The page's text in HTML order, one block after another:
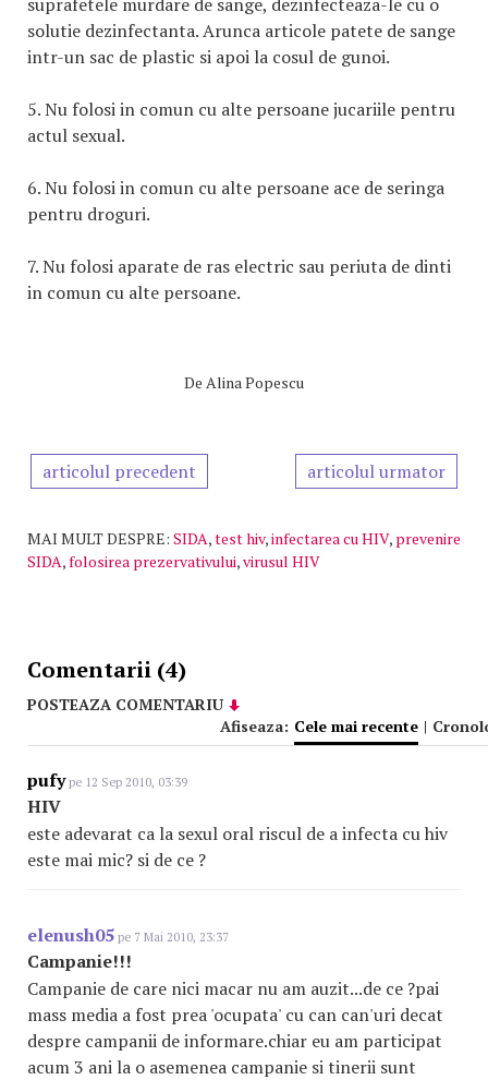
solutie dezinfectanta. Arunca articole patete de sange
intr-un sac de plastic si apoi la cosul de gunoi.
5. Nu folosi in comun cu alte persoane jucariile pentru
actul sexual.
6. Nu folosi in comun cu alte persoane ace de seringa
pentru droguri.
7. Nu folosi aparate de ras electric sau periuta de dinti
in comun cu alte persoane.
De Alina Popescu
articolul precedent articolul urmator
MAI MULT DESPRE: SIDA,test hiv,infectarea cu HIV, prevenire
SIDA,folosirea prezervativului,virusul HIV
Comentarii (4)
POSTEAZA COMENTARIU
Afiseaza: Cele mai recente |
pufype 12 Sep 2010, 03:39
HIV
este adevarat ca la sexul oral riscul de a infecta cu hiv
este mai mic? si de ce ?
elenush05 pe 7 Mai 2010, 23:37
Campanie!!!
Campanie de care nici macar nu am auzit...de ce ?pai
mass media a fost prea 'ocupata' cu can can'uri decat
despre campanii de informare.chiar eu am participat
acum 3 ani la o asemenea campanie si tinerii sunt